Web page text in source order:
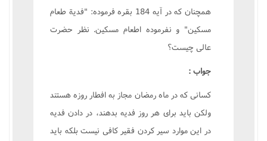
همچنان که در آيه 184 بقره ‌فرموده: "فدية طعام
مسکين" و نفرموده اطعام مسکين. نظر حضرت
عالى چيست؟
جواب :
کسانى که در ماه رمضان مجاز به افطار روزه هستند
ولکن بايد براى هر روز فديه بدهند، در دادن فديه
در اين موارد سير کردن فقير کافى نيست بلکه بايد